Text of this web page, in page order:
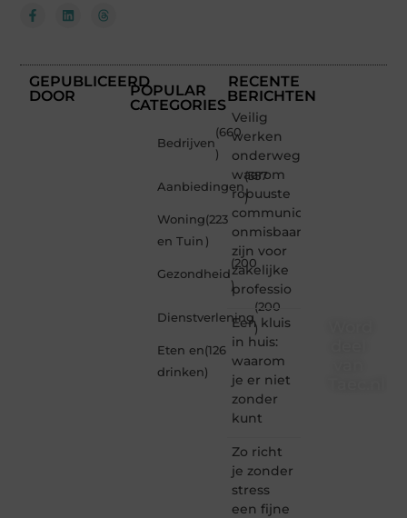
GEPUBLICEERD
DOOR
POPULAR
CATEGORIES
Bedrijven
(660
)
Aanbiedingen
(357
)
Woning
en Tuin
(223
)
Gezondheid
(200
)
Dienstverlening
(200
)
Eten en
drinken
(126
)
RECENTE
BERICHTEN
Veilig
werken
onderweg:
waarom
robuuste
communicatiemiddelen
onmisbaar
zijn voor
zakelijke
professio
Een kluis
in huis:
waarom
je er niet
zonder
kunt
Zo richt
je zonder
stress
een fijne